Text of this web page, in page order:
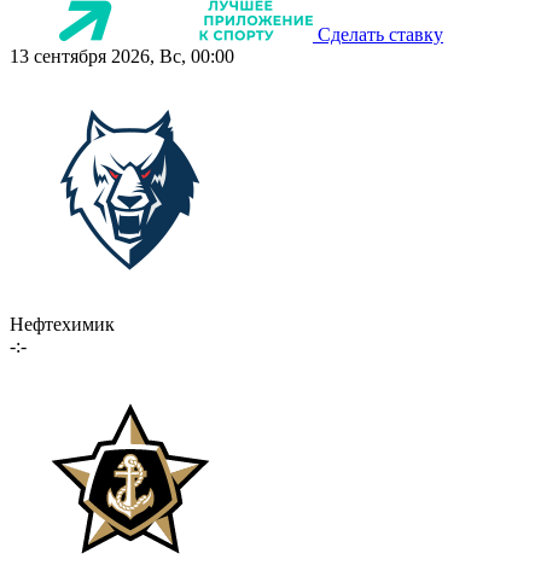
Сделать ставку
13 сентября 2026, Вс, 00:00
Нефтехимик
-:-